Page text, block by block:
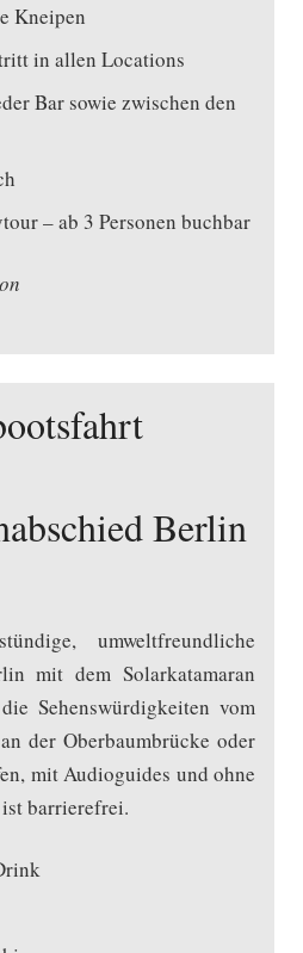
Kneipen
in allen Locations
Bar sowie zwischen den
– ab 3 Personen buchbar
Berlin
umweltfreundliche
mit dem Solarkatamaran
Sehenswürdigkeiten vom
der Oberbaumbrücke oder
mit Audioguides und ohne
barrierefrei.